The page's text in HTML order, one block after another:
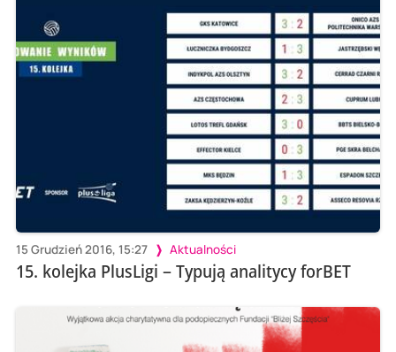
15 Grudzień 2016, 15:27 Aktualności
15. kolejka PlusLigi – Typują analitycy forBET